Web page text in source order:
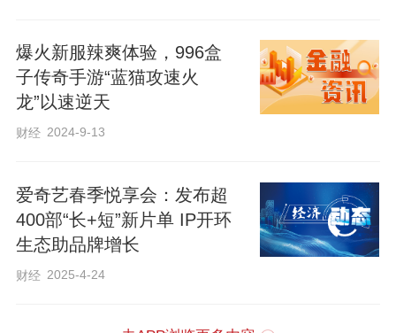
爆火新服辣爽体验，996盒
子传奇手游“蓝猫攻速火
龙”以速逆天
财经 2024-9-13
爱奇艺春季悦享会：发布超
400部“长+短”新片单 IP开环
生态助品牌增长
财经 2025-4-24